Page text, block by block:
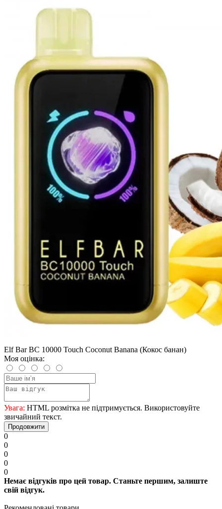
Elf Bar BC 10000 Touch Coconut Banana (Кокос банан)
Моя оцінка:
Увага: HTML розмітка не підтримується. Використовуйте
звичайний текст.
Продовжити
0
0
0
0
0
Немає відгуків про цей товар. Станьте першим, залиште
свій відгук.